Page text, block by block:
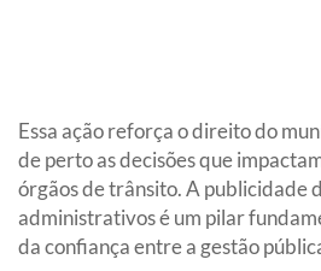
Essa ação reforça o direito do
de perto as decisões que
órgãos de trânsito. A publicidade
administrativos é um pilar
da confiança entre a gestão